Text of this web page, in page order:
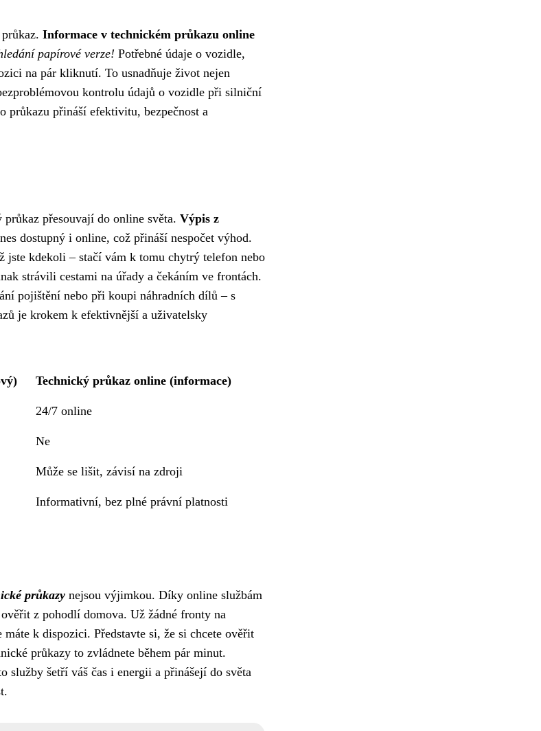
Informace v technickém průkazu online
papírové verze! Potřebné údaje o vozidle,
na pár kliknutí. To usnadňuje život nejen
kontrolu údajů o vozidle při silniční
průkazu přináší efektivitu, bezpečnost a
přesouvají do online světa. Výpis z
dostupný i online, což přináší nespočet výhod.
jste kdekoli – stačí vám k tomu chytrý telefon nebo
strávili cestami na úřady a čekáním ve frontách.
pojištění nebo při koupi náhradních dílů – s
je krokem k efektivnější a uživatelsky
Technický průkaz online (informace)
24/7 online
Ne
Může se lišit, závisí na zdroji
Informativní, bez plné právní platnosti
průkazy nejsou výjimkou. Díky online službám
z pohodlí domova. Už žádné fronty na
k dispozici. Představte si, že si chcete ověřit
průkazy to zvládnete během pár minut.
služby šetří váš čas i energii a přinášejí do světa